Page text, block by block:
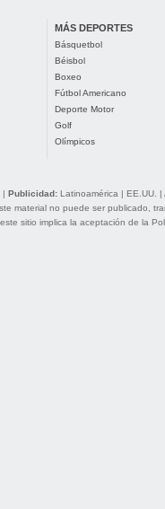
MÁS DEPORTES
Básquetbol
Béisbol
Boxeo
Fútbol Americano
Deporte Motor
Golf
Olímpicos
| Publicidad: Latinoamérica | EE.UU. |
material no puede ser publicado,
sitio implica la aceptación de la